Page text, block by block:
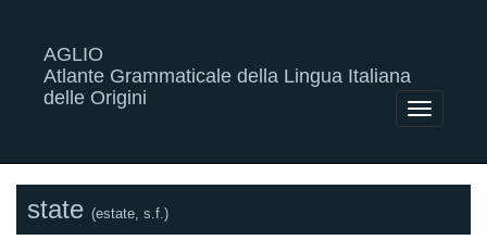
AGLIO
Atlante Grammaticale della Lingua Italiana
delle Origini
Toggle
state (estate, s.f.)